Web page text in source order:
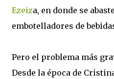
Ezeiza, en donde se
embotelladores de
Pero el problema más
Desde la época de